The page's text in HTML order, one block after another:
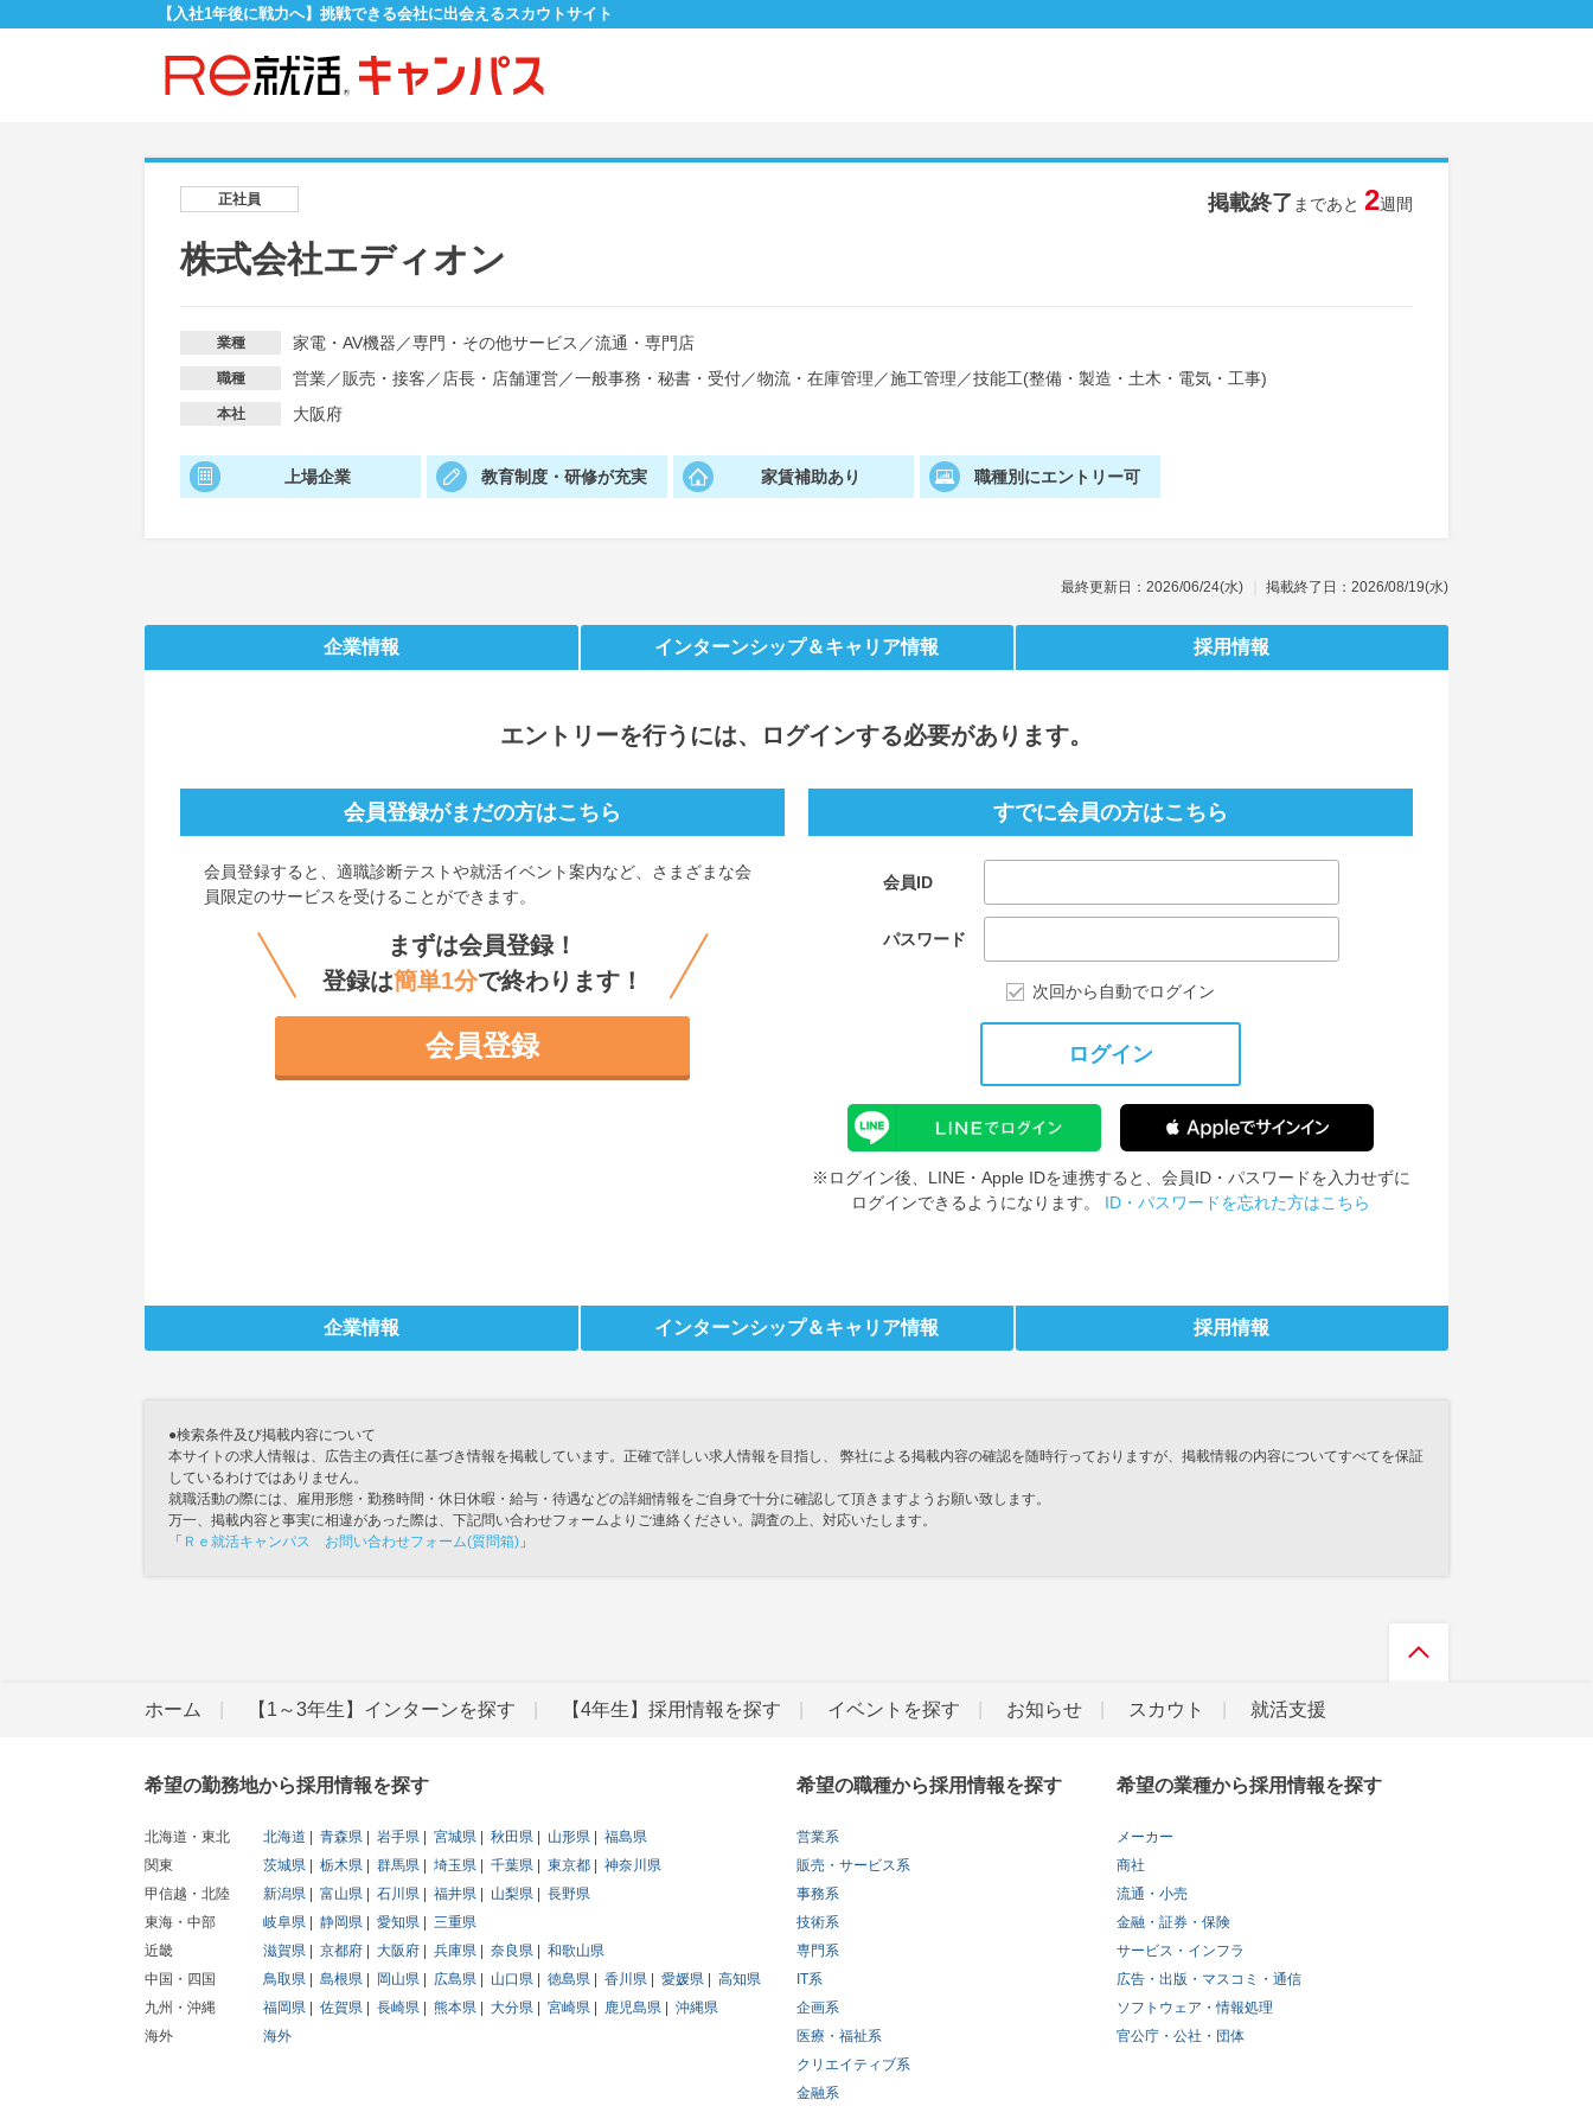
【入社1年後に戦力へ】挑戦できる会社に出会えるスカウトサイト
正社員 掲載終了 まであと 2週間
株式会社エディオン
業種 家電・AV機器 ／専門・その他サービス ／流通・専門店
職種 営業／販売・接客 ／ 店長・店舗運営／一般事務・秘書・受付／物流・在庫管理 ／施工管理 ／技能工(整備・製造・土木・電気・工事)
本社 大阪府
上場企業 教育制度・研修が充実 家賃補助あり 職種別にエントリー可
最終更新日：2026/06/24(水) 掲載終了日：2026/08/19(水)
企業情報 インターンシップ＆キャリア情報 採用情報
エントリーを行うには、ログインする必要があります。
すでに会員の方はこちら
会員ID
パスワード
次回から自動でログイン
ログイン
※ログイン後、LINE・Apple IDを連携すると、会員ID・パスワードを入力せずに
ログインできるようになります。 ID・パスワードを忘れた方はこちら
会員登録がまだの方はこちら
会員登録すると、 適職診断テストや就活イベント案内など、さまざまな会
員限定のサービスを受けることができます。
まずは会員登録！
登録は簡単1分で終わります！
会員登録
企業情報 インターンシップ＆キャリア情報 採用情報
●検索条件及び掲載内容について
本サイトの求人情報は、広告主の責任に基づき情報を掲載しています。正確で詳しい求人情報を目指し、 弊社による掲載内容の確認を随時行っておりますが、掲載情報の内容についてすべてを保証
しているわけではありません。
就職活動の際には、雇用形態・勤務時間・休日休暇・給与・待遇などの詳細情報をご自身で十分に確認して頂きますようお願い致します。
万一、掲載内容と事実に相違があった際は、下記問い合わせフォームよりご連絡ください。調査の上、対応いたします。
「 Ｒｅ就活キャンパス お問い合わせフォーム(質問箱) 」
ホーム 【1～3年生】インターンを探す 【4年生】採用情報を探す イベントを探す お知らせ スカウト 就活支援
希望の勤務地から採用情報を探す
北海道・東北 北海道 青森県 岩手県 宮城県 秋田県 山形県
福島県
関東
茨城県 栃木県 群馬県 埼玉県 千葉県 東京都
神奈川県
甲信越・北陸
新潟県 富山県 石川県 福井県 山梨県
長野県
東海・中部
岐阜県 静岡県 愛知県
三重県
近畿
滋賀県 京都府 大阪府 兵庫県 奈良県
和歌山県
中国・四国
鳥取県 島根県 岡山県 広島県 山口県 徳島県 香川県 愛媛県
高知県
九州・沖縄
福岡県 佐賀県 長崎県 熊本県 大分県 宮崎県 鹿児島県
沖縄県
海外
海外
希望の職種から採用情報を探す
営業系
販売・サービス系
事務系
技術系
専門系
IT系
企画系
医療・福祉系
クリエイティブ系
金融系
希望の業種から採用情報を探す
メーカー
商社
流通・小売
金融・証券・保険
サービス・インフラ
広告・出版・マスコミ・通信
ソフトウェア・情報処理
官公庁・公社・団体